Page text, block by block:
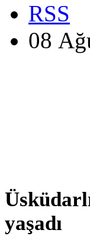
RSS
08
yaşadı